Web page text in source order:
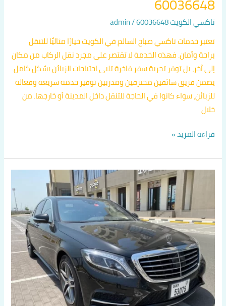
تاكسي الكويت 60036648 /
admin
تعتبر خدمات تاكسي صباح السالم في الكويت خيارًا مثاليًا للتنقل
براحة وأمان. فهذه الخدمة لا تقتصر على مجرد نقل الركاب من مكان
إلى آخر، بل توفر تجربة سفر فاخرة تلبي احتياجات الزبائن بشكل كامل.
يضمن فريق سائقين محترفين ومدربين توفير خدمة سريعة وفعالة
للزبائن، سواء كانوا في الحاجة للتنقل داخل المدينة أو خارجها. من
خلال
قراءة المزيد »
تاكسي
اسرع
تاكسي
الكويت
اتصل
60036648